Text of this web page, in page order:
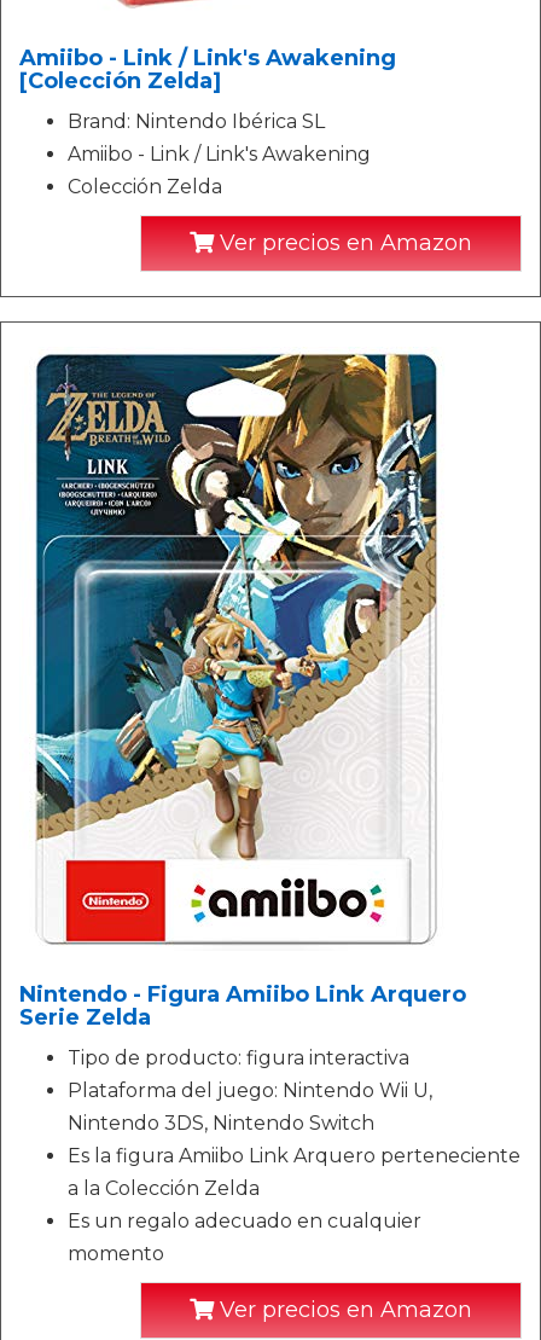
Amiibo - Link / Link's Awakening
[Colección Zelda]
Brand: Nintendo Ibérica SL
Amiibo - Link / Link's Awakening
Colección Zelda
Ver precios en Amazon
Nintendo - Figura Amiibo Link Arquero
Serie Zelda
Tipo de producto: figura interactiva
Plataforma del juego: Nintendo Wii U,
Nintendo 3DS, Nintendo Switch
Es la figura Amiibo Link Arquero perteneciente
a la Colección Zelda
Es un regalo adecuado en cualquier
momento
Ver precios en Amazon